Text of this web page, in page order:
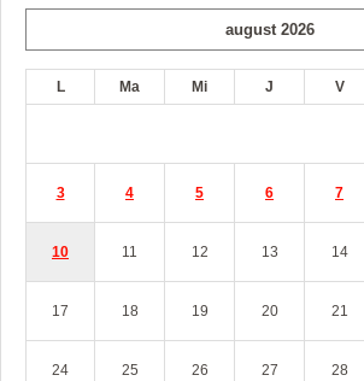
august 2026
L Ma Mi J V
3 4 5 6 7
10 11 12 13 14
17 18 19 20 21
24 25 26 27 28